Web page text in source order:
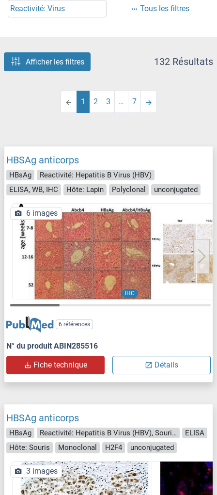
Reactivité: Virus Tous les filtres
Afficher les filtres 132 Résultats
1 2 3 … 7
HBSAg anticorps
HBsAg
Reactivité: Hepatitis B Virus (HBV)
ELISA, WB, IHC
Hôte: Lapin Polyclonal unconjugated
IHC
6 images
6 références
N° du produit ABIN285516
Fiche technique Détails
HBSAg anticorps
HBsAg Reactivité: Hepatitis B Virus (HBV), Souris, Rat, Virus
ELISA
Hôte: Souris
Monoclonal H2F4 unconjugated
3 images